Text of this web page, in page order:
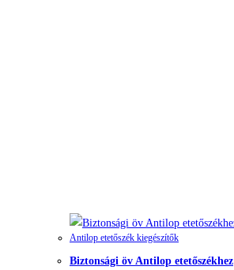
Antilop etetőszék kiegészítők
Biztonsági öv Antilop etetőszékhez